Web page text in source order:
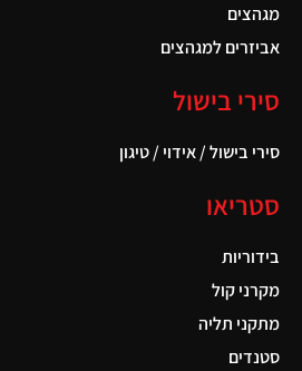
מגהצים
אביזרים למגהצים
סירי בישול
סירי בישול / אידוי / טיגון
סטריאו
בידוריות
מקרני קול
מתקני תליה
סטנדים